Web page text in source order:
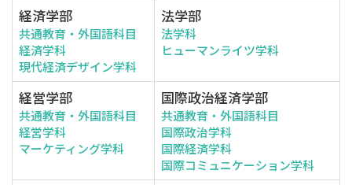
経済学部
共通教育・外国語科目
経済学科
現代経済デザイン学科
法学部
法学科
ヒューマンライツ学科
経営学部
共通教育・外国語科目
経営学科
マーケティング学科
国際政治経済学部
共通教育・外国語科目
国際政治学科
国際経済学科
国際コミュニケーション学科